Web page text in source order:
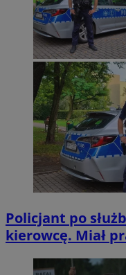
Policjant po
kierowcę. Miał